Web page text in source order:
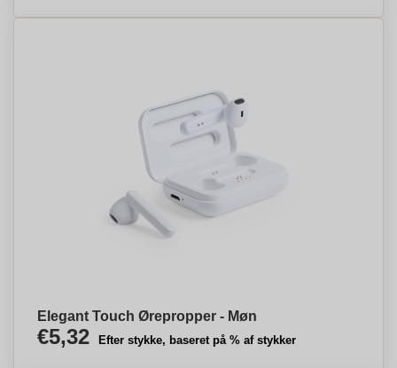
Elegant Touch Ørepropper - Møn
€5,32 Efter stykke, baseret på % af stykker